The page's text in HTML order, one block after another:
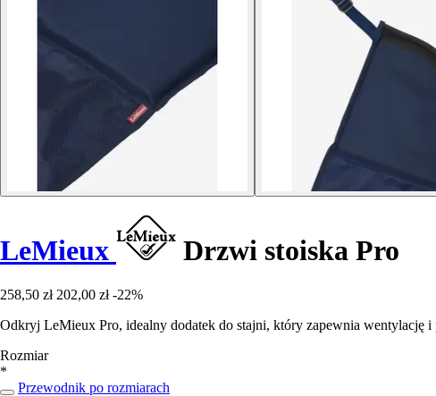
LeMieux Drzwi stoiska Pro
258,50 zł 202,00 zł -22%
Odkryj LeMieux Pro, idealny dodatek do stajni, który zapewnia wentylację
Rozmiar
*
Przewodnik po rozmiarach